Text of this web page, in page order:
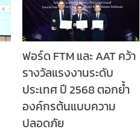
ฟอร์ด FTM และ AAT คว้า
รางวัลแรงงานระดับ
ประเทศ ปี 2568 ตอกย้ำ
องค์กรต้นแบบความ
ปลอดภัย